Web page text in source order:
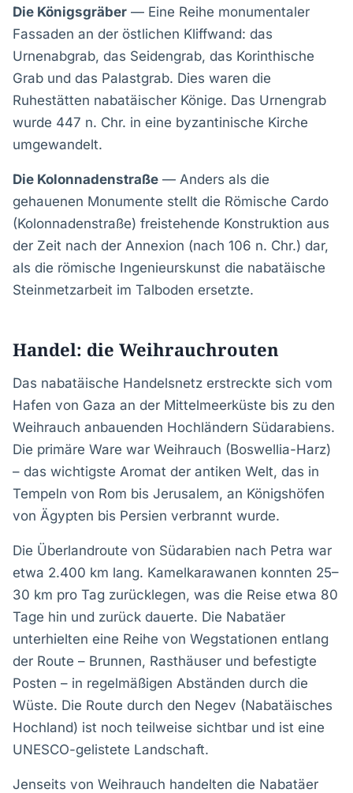
Die Königsgräber — Eine Reihe monumentaler
Fassaden an der östlichen Kliffwand: das
Urnenabgrab, das Seidengrab, das Korinthische
Grab und das Palastgrab. Dies waren die
Ruhestätten nabatäischer Könige. Das Urnengrab
wurde 447 n. Chr. in eine byzantinische Kirche
umgewandelt.
Die Kolonnadenstraße — Anders als die
gehauenen Monumente stellt die Römische Cardo
(Kolonnadenstraße) freistehende Konstruktion aus
der Zeit nach der Annexion (nach 106 n. Chr.) dar,
als die römische Ingenieurskunst die nabatäische
Steinmetzarbeit im Talboden ersetzte.
Handel: die Weihrauchrouten
Das nabatäische Handelsnetz erstreckte sich vom
Hafen von Gaza an der Mittelmeerküste bis zu den
Weihrauch anbauenden Hochländern Südarabiens.
Die primäre Ware war Weihrauch (Boswellia-Harz)
– das wichtigste Aromat der antiken Welt, das in
Tempeln von Rom bis Jerusalem, an Königshöfen
von Ägypten bis Persien verbrannt wurde.
Die Überlandroute von Südarabien nach Petra war
etwa 2.400 km lang. Kamelkarawanen konnten 25–
30 km pro Tag zurücklegen, was die Reise etwa 80
Tage hin und zurück dauerte. Die Nabatäer
unterhielten eine Reihe von Wegstationen entlang
der Route – Brunnen, Rasthäuser und befestigte
Posten – in regelmäßigen Abständen durch die
Wüste. Die Route durch den Negev (Nabatäisches
Hochland) ist noch teilweise sichtbar und ist eine
UNESCO-gelistete Landschaft.
Jenseits von Weihrauch handelten die Nabatäer